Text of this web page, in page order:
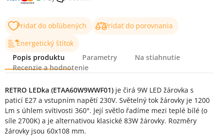
Pridať do obľúbených
Pridať do porovnania
Energetický štítok
Popis produktu
Parametry
Na stiahnutie
Recenzie a hodnotenie
Popis produktu
RETRO LEDka (ETAA60W9WWF01) je čirá 9W LED žárovka s
paticí E27 a vstupním napětí 230V. Světelný tok žárovky je 1200
Lm s úhlem svítivosti 360°. Její světlo řadíme mezi teplé bílé (o
síle 2700K) a je alternativou klasické 83W žárovky. Rozměry
žárovky jsou 60x108 mm.